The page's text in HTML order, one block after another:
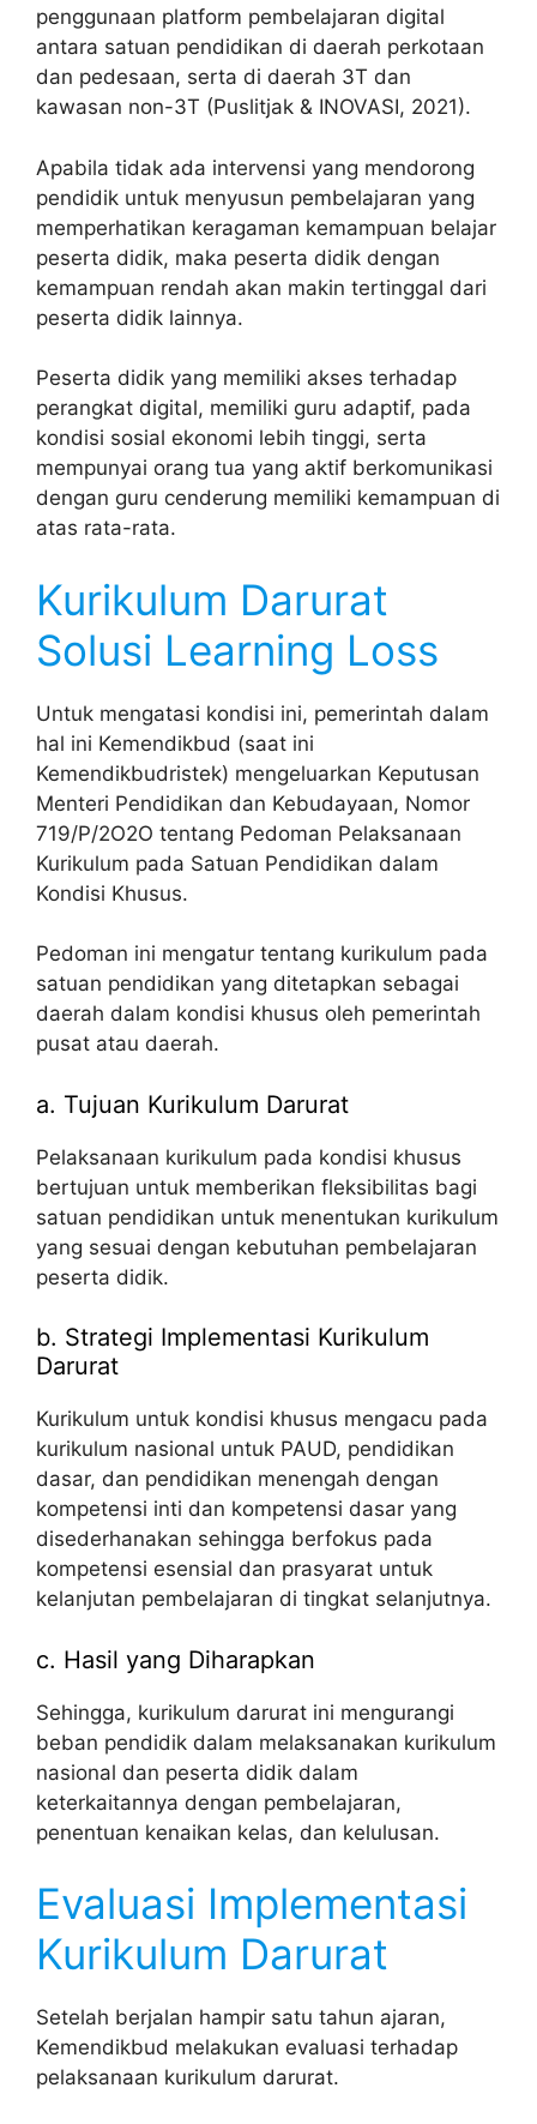
penggunaan platform pembelajaran digital
antara satuan pendidikan di daerah perkotaan
dan pedesaan, serta di daerah 3T dan
kawasan non-3T (Puslitjak & INOVASI, 2021).
Apabila tidak ada intervensi yang mendorong
pendidik untuk menyusun pembelajaran yang
memperhatikan keragaman kemampuan belajar
peserta didik, maka peserta didik dengan
kemampuan rendah akan makin tertinggal dari
peserta didik lainnya.
Peserta didik yang memiliki akses terhadap
perangkat digital, memiliki guru adaptif, pada
kondisi sosial ekonomi lebih tinggi, serta
mempunyai orang tua yang aktif berkomunikasi
dengan guru cenderung memiliki kemampuan di
atas rata-rata.
Kurikulum Darurat
Solusi Learning Loss
Untuk mengatasi kondisi ini, pemerintah dalam
hal ini Kemendikbud (saat ini
Kemendikbudristek) mengeluarkan Keputusan
Menteri Pendidikan dan Kebudayaan, Nomor
719/P/2O2O tentang Pedoman Pelaksanaan
Kurikulum pada Satuan Pendidikan dalam
Kondisi Khusus.
Pedoman ini mengatur tentang kurikulum pada
satuan pendidikan yang ditetapkan sebagai
daerah dalam kondisi khusus oleh pemerintah
pusat atau daerah.
a. Tujuan Kurikulum Darurat
Pelaksanaan kurikulum pada kondisi khusus
bertujuan untuk memberikan fleksibilitas bagi
satuan pendidikan untuk menentukan kurikulum
yang sesuai dengan kebutuhan pembelajaran
peserta didik.
b. Strategi Implementasi Kurikulum
Darurat
Kurikulum untuk kondisi khusus mengacu pada
kurikulum nasional untuk PAUD, pendidikan
dasar, dan pendidikan menengah dengan
kompetensi inti dan kompetensi dasar yang
disederhanakan sehingga berfokus pada
kompetensi esensial dan prasyarat untuk
kelanjutan pembelajaran di tingkat selanjutnya.
c. Hasil yang Diharapkan
Sehingga, kurikulum darurat ini mengurangi
beban pendidik dalam melaksanakan kurikulum
nasional dan peserta didik dalam
keterkaitannya dengan pembelajaran,
penentuan kenaikan kelas, dan kelulusan.
Evaluasi Implementasi
Kurikulum Darurat
Setelah berjalan hampir satu tahun ajaran,
Kemendikbud melakukan evaluasi terhadap
pelaksanaan kurikulum darurat.